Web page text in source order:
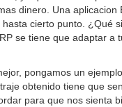
dinero. Una aplicacion
hasta cierto punto. ¿Qué
se tiene que adaptar a
pongamos un
obtenido tiene que
para que nos sienta